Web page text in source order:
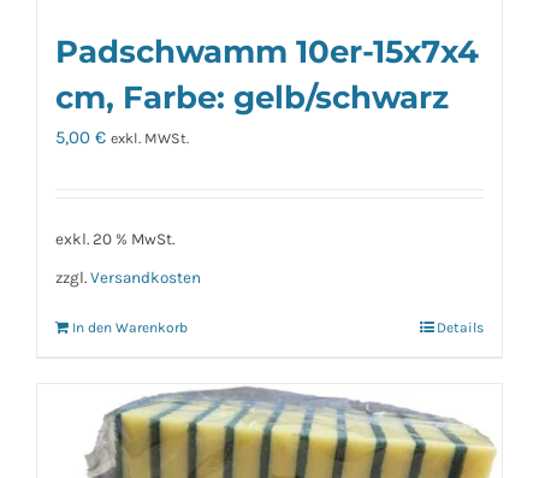
Optionen
auf
Padschwamm 10er-15x7x4
cm, Farbe: gelb/schwarz
5,00 € exkl. MWSt.
exkl. 20 % MwSt.
zzgl. Versandkosten
In den Warenkorb Details